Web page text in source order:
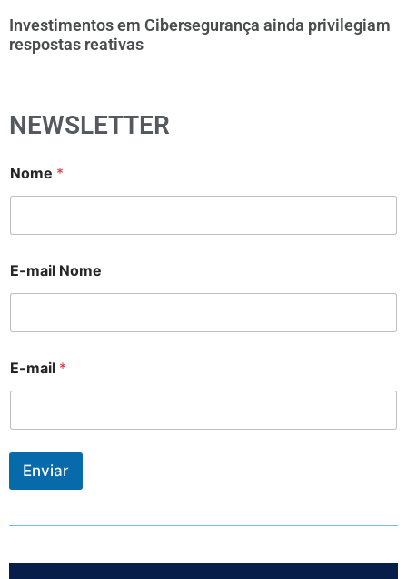
Investimentos em Cibersegurança ainda privilegiam
respostas reativas
NEWSLETTER
Nome *
E-mail Nome
E-mail *
Enviar